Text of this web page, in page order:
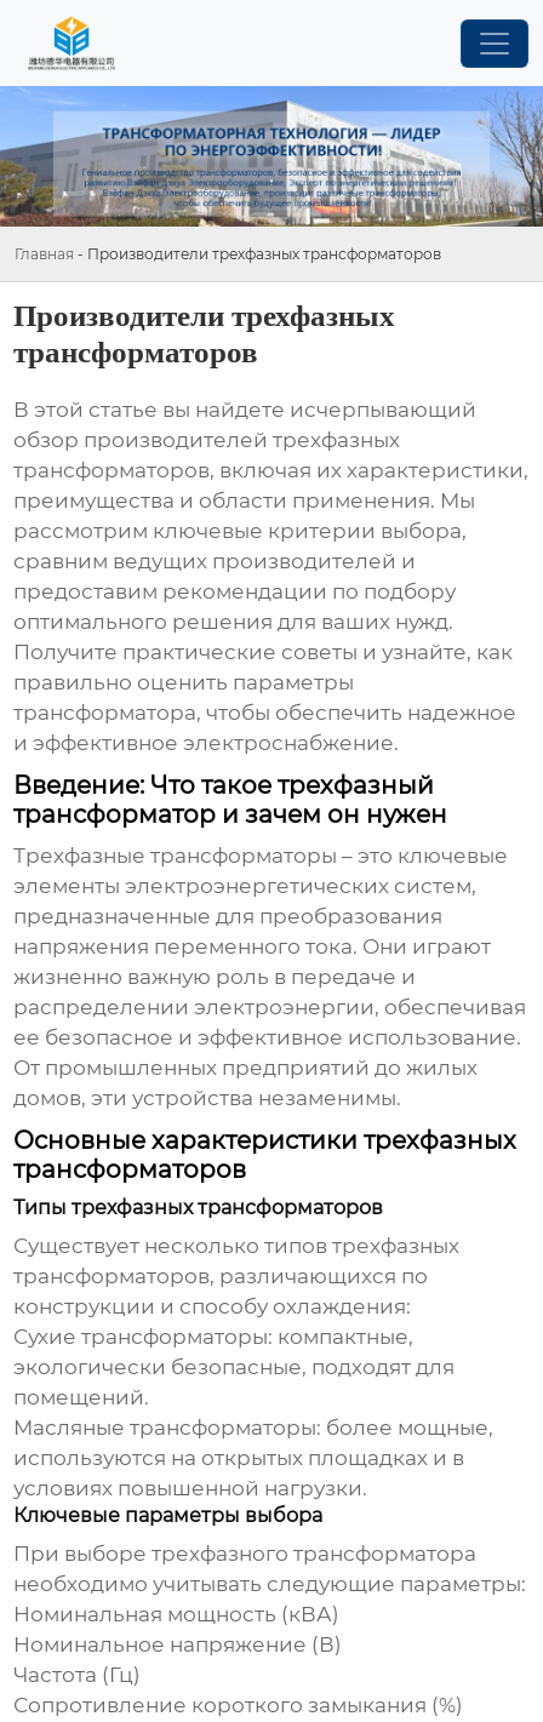
Главная - Производители трехфазных трансформаторов
Производители трехфазных
трансформаторов
В этой статье вы найдете исчерпывающий
обзор производителей трехфазных
трансформаторов, включая их характеристики,
преимущества и области применения. Мы
рассмотрим ключевые критерии выбора,
сравним ведущих производителей и
предоставим рекомендации по подбору
оптимального решения для ваших нужд.
Получите практические советы и узнайте, как
правильно оценить параметры
трансформатора, чтобы обеспечить надежное
и эффективное электроснабжение.
Введение: Что такое трехфазный
трансформатор и зачем он нужен
Трехфазные трансформаторы – это ключевые
элементы электроэнергетических систем,
предназначенные для преобразования
напряжения переменного тока. Они играют
жизненно важную роль в передаче и
распределении электроэнергии, обеспечивая
ее безопасное и эффективное использование.
От промышленных предприятий до жилых
домов, эти устройства незаменимы.
Основные характеристики трехфазных
трансформаторов
Типы трехфазных трансформаторов
Существует несколько типовтрехфазных
трансформаторов, различающихся по
конструкции и способу охлаждения:
Сухие трансформаторы: компактные,
экологически безопасные, подходят для
помещений.
Масляные трансформаторы: более мощные,
используются на открытых площадках и в
условиях повышенной нагрузки.
Ключевые параметры выбора
При выборетрехфазного трансформатора
необходимо учитывать следующие параметры:
Номинальная мощность (кВА)
Номинальное напряжение (В)
Частота (Гц)
Сопротивление короткого замыкания (%)